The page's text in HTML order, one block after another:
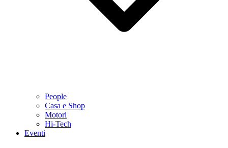
People
Casa e Shop
Motori
Hi-Tech
Eventi